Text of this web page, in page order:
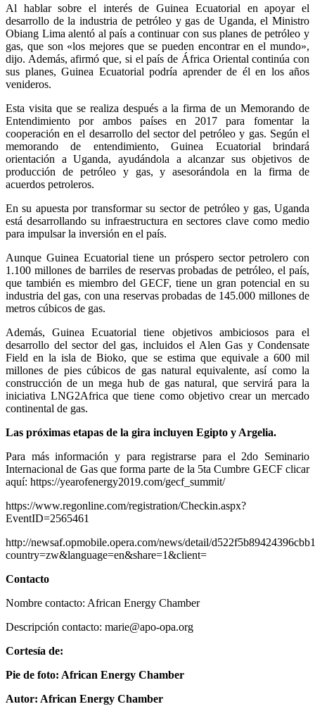
Al hablar sobre el interés de Guinea Ecuatorial en apoyar el
desarrollo de la industria de petróleo y gas de Uganda, el Ministro
Obiang Lima alentó al país a continuar con sus planes de petróleo y
gas, que son «los mejores que se pueden encontrar en el mundo»,
dijo. Además, afirmó que, si el país de África Oriental continúa con
sus planes, Guinea Ecuatorial podría aprender de él en los años
venideros.
Esta visita que se realiza después a la firma de un Memorando de
Entendimiento por ambos países en 2017 para fomentar la
cooperación en el desarrollo del sector del petróleo y gas. Según el
memorando de entendimiento, Guinea Ecuatorial brindará
orientación a Uganda, ayudándola a alcanzar sus objetivos de
producción de petróleo y gas, y asesorándola en la firma de
acuerdos petroleros.
En su apuesta por transformar su sector de petróleo y gas, Uganda
está desarrollando su infraestructura en sectores clave como medio
para impulsar la inversión en el país.
Aunque Guinea Ecuatorial tiene un próspero sector petrolero con
1.100 millones de barriles de reservas probadas de petróleo, el país,
que también es miembro del GECF, tiene un gran potencial en su
industria del gas, con una reservas probadas de 145.000 millones de
metros cúbicos de gas.
Además, Guinea Ecuatorial tiene objetivos ambiciosos para el
desarrollo del sector del gas, incluidos el Alen Gas y Condensate
Field en la isla de Bioko, que se estima que equivale a 600 mil
millones de pies cúbicos de gas natural equivalente, así como la
construcción de un mega hub de gas natural, que servirá para la
iniciativa LNG2Africa que tiene como objetivo crear un mercado
continental de gas.
Las próximas etapas de la gira incluyen Egipto y Argelia.
Para más información y para registrarse para el 2do Seminario
Internacional de Gas que forma parte de la 5ta Cumbre GECF clicar
aquí: https://yearofenergy2019.com/gecf_summit/
https://www.regonline.com/registration/Checkin.aspx?
EventID=2565461
http://newsaf.opmobile.opera.com/news/detail/
country=zw&language=en&share=1&client=
Contacto
Nombre contacto: African Energy Chamber
Descripción contacto: marie@apo-opa.org
Cortesía de:
Pie de foto: African Energy Chamber
Autor: African Energy Chamber